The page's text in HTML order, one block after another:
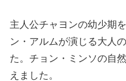
主人公チャヨンの幼少期
ン・アルムが演じる大人
た。チョン・ミンソの自
えました。